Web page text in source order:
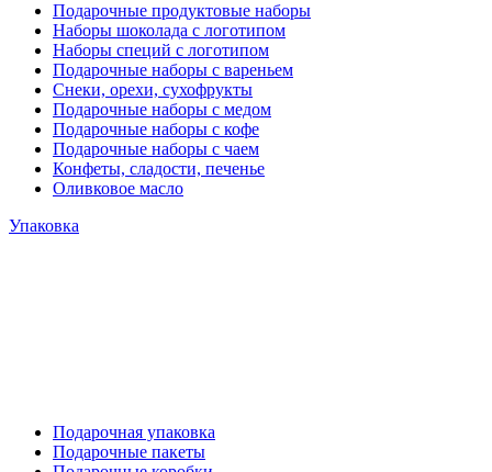
Подарочные продуктовые наборы
Наборы шоколада с логотипом
Наборы специй с логотипом
Подарочные наборы с вареньем
Снеки, орехи, сухофрукты
Подарочные наборы с медом
Подарочные наборы с кофе
Подарочные наборы с чаем
Конфеты, сладости, печенье
Оливковое масло
Упаковка
Подарочная упаковка
Подарочные пакеты